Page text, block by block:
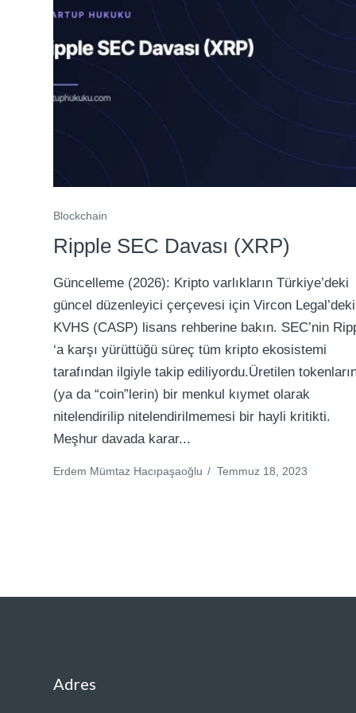
Blockchain
Ripple SEC Davası (XRP)
Güncelleme (2026): Kripto varlıkların Türkiye’deki
güncel düzenleyici çerçevesi için Vircon Legal’deki
KVHS (CASP) lisans rehberine bakın. SEC’nin
‘a karşı yürüttüğü süreç tüm kripto ekosistemi
tarafından ilgiyle takip ediliyordu.Üretilen
(ya da “coin”lerin) bir menkul kıymet olarak
nitelendirilip nitelendirilmemesi bir hayli kritikti.
Meşhur davada karar...
Erdem Mümtaz Hacıpaşaoğlu / Temmuz 18, 2023
Adres